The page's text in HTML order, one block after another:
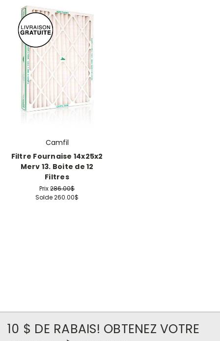
Camfil
Filtre Fournaise 14x25x2
Merv 13. Boite de 12
Filtres
Prix286.00$
Solde260.00$
10 $ DE RABAIS! OBTENEZ VOTRE